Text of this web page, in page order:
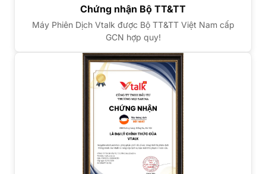
Chứng nhận Bộ TT&TT
Máy Phiên Dịch Vtalk được Bộ TT&TT Việt Nam cấp
GCN hợp quy!